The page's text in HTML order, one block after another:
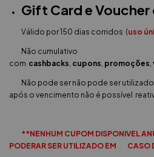
Gift Card e
Válido por 150 dias corridos (uso
Não cumulativo
com cashbacks cupons promoções
Não pode ser não pode ser utilizado
após o vencimento não é possível
**NENHUM CUPOM DISPONIVEL
PODERAR SER UTILIZADO EM CASO